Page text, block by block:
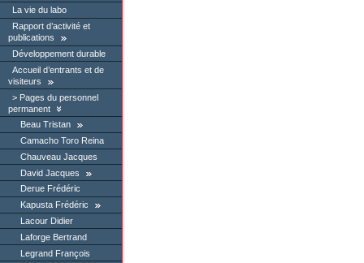
La vie du labo
Rapport d’activité et
publications
Développement durable
Accueil d’entrants et de
visiteurs
Pages du personnel
permanent
Beau Tristan
Camacho Toro Reina
Chauveau Jacques
David Jacques
Derue Frédéric
Kapusta Frédéric
Lacour Didier
Laforge Bertrand
Legrand François